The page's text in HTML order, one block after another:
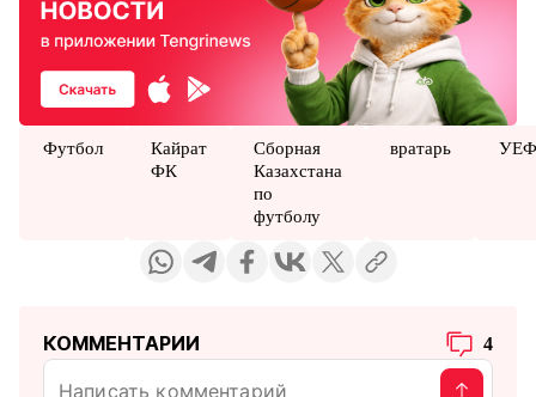
Футбол
Кайрат
ФК
Сборная
Казахстана
по
футболу
вратарь
КОММЕНТАРИИ 4